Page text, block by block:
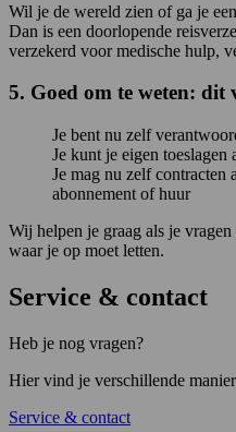
Wil je de wereld zien of ga je
Dan is een doorlopende
verzekerd voor medische hulp,
5. Goed om te weten: dit
Je bent nu zelf
Je kunt je eigen toeslagen
Je mag nu zelf contracten
abonnement of huur
Wij helpen je graag als je
waar je op moet letten.
Service & contact
Heb je nog vragen?
Hier vind je verschillende
Service & contact